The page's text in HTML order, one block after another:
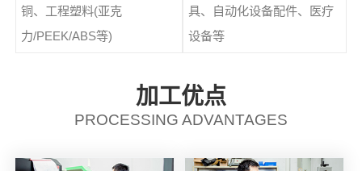
铜、工程塑料(亚克
力/PEEK/ABS等)
具、自动化设备配件、医疗
设备等
加工优点
PROCESSING ADVANTAGES